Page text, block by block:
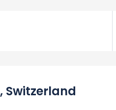
Switzerland